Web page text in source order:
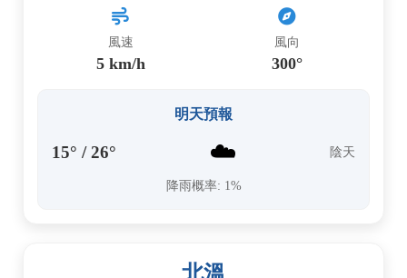
風速
5 km/h
風向
300°
明天預報
15° / 26° ☁️ 陰天
降雨概率: 1%